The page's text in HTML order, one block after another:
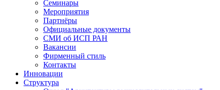
Семинары
Мероприятия
Партнёры
Официальные документы
СМИ об ИСП РАН
Вакансии
Фирменный стиль
Контакты
Инновации
Структура